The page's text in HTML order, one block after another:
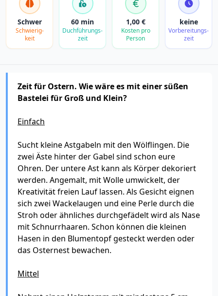
Schwer
Schwierig­
keit
60 min
Duchführungs­
zeit
1,00 €
Kosten pro
Person
keine
Vorbereitungs­
zeit
Zeit für Ostern. Wie wäre es mit einer süßen
Bastelei für Groß und Klein?
Einfach
Sucht kleine Astgabeln mit den Wölflingen. Die
zwei Äste hinter der Gabel sind schon eure
Ohren. Der untere Ast kann als Körper dekoriert
werden. Angemalt, mit Wolle umwickelt, der
Kreativität freien Lauf lassen. Als Gesicht eignen
sich zwei Wackelaugen und eine Perle durch die
Stroh oder ähnliches durchgefädelt wird als Nase
mit Schnurrhaaren. Schon können die kleinen
Hasen in den Blumentopf gesteckt werden oder
das Osternest bewachen.
Mittel